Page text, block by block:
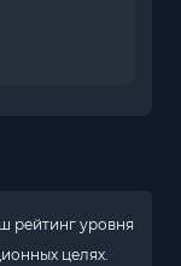
рейтинг уровня
целях.